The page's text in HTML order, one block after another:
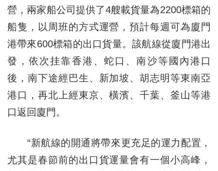
營，兩家船公司提供了4艘載貨量為2200標箱的
船隻，以周班的方式運營，預計每週可為廈門
港帶來600標箱的出口貨量。該航線從廈門港出
發，依次挂靠香港、蛇口、南沙等國內港口
後，南下途經巴生、新加坡、胡志明等東南亞
港口，再北上經東京、橫濱、千葉、釜山等港
口返回廈門。
“新航線的開通將帶來更充足的運力配置，
尤其是春節前的出口貨運量會有一個小高峰，